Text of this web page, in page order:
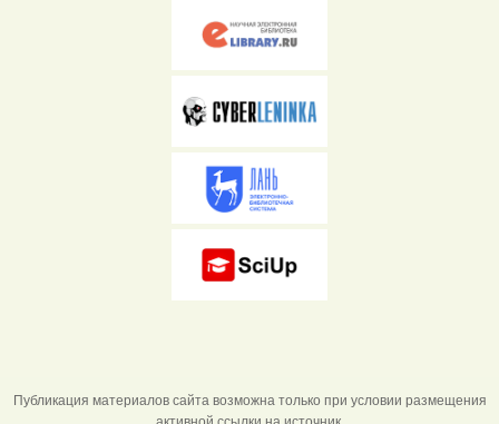
Публикация материалов сайта возможна только при условии размещения